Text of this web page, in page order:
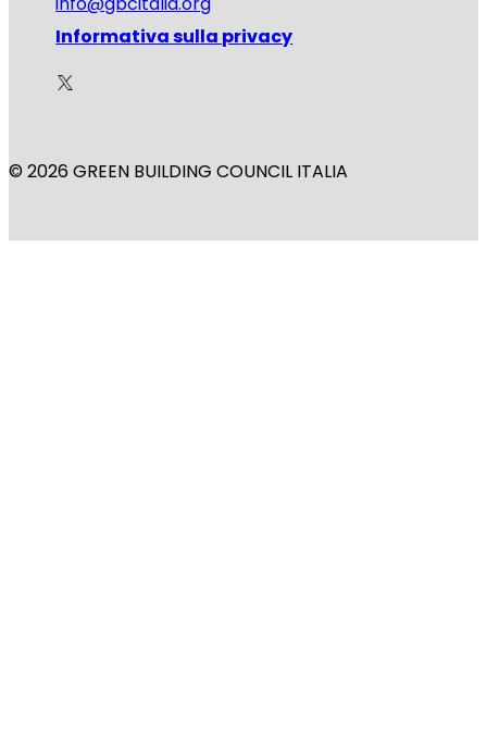
Informativa sulla privacy
© 2026 GREEN BUILDING COUNCIL ITALIA